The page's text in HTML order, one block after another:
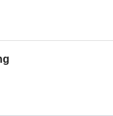
gỉ sơn tĩnh điện